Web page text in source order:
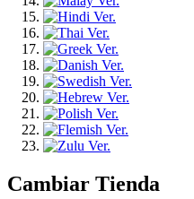
Cambiar Tienda